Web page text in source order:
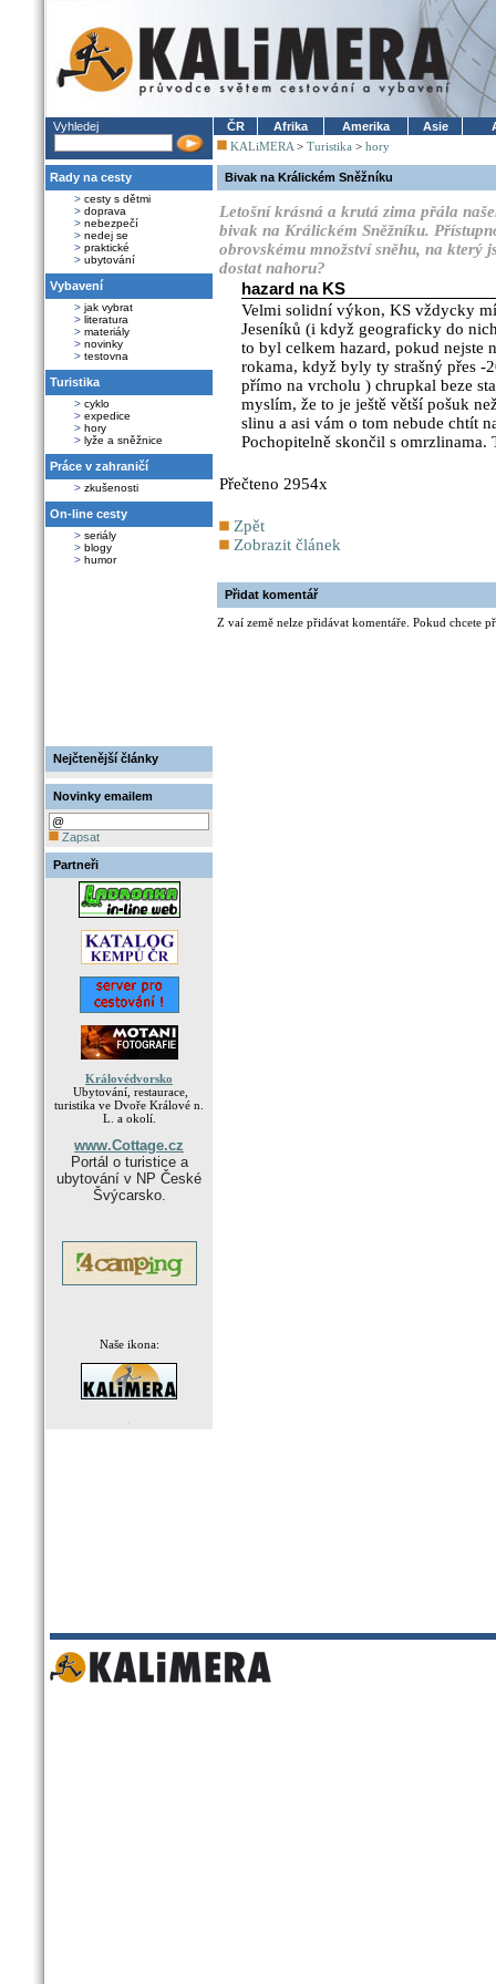
Vyhledej
Rady na cesty
> cesty s dětmi
> doprava
> nebezpečí
> nedej se
> praktické
> ubytování
Vybavení
> jak vybrat
> literatura
> materiály
> novinky
> testovna
Turistika
> cyklo
> expedice
> hory
> lyže a sněžnice
Práce v zahraničí
> zkušenosti
On-line cesty
> seriály
> blogy
> humor
Nejčtenější články
Novinky emailem
Zapsat
Partneři
Královédvorsko
Ubytování, restaurace,
turistika ve Dvoře Králové n.
L. a okolí.
www.Cottage.cz
Portál o turistice a
ubytování v NP České
Švýcarsko.
Naše ikona:
ČR Afrika Amerika Asie
KALiMERA > Turistika > hory
Bivak na Králickém Sněžníku
Letošní krásná a krutá zima přála
bivak na Králickém Sněžníku.
obrovskému množství sněhu, na který
dostat nahoru?
hazard na KS
Velmi solidní výkon, KS vždycky
Jeseníků (i když geograficky do
to byl celkem hazard, pokud nejste
rokama, když byly ty strašný přes -
přímo na vrcholu ) chrupkal beze
myslím, že to je ještě větší pošuk
slinu a asi vám o tom nebude chtít
Pochopitelně skončil s omrzlinama.
Přečteno 2954x
Zpět
Zobrazit článek
Přidat komentář
Z vaí země nelze přidávat komentáře. Pokud chcete